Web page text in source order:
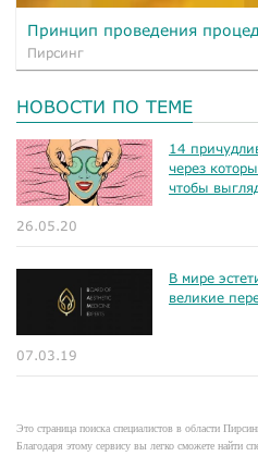
Принцип проведения
Пирсинг
НОВОСТИ ПО ТЕМЕ
14
через
чтобы
26.05.20
В мире
великие
07.03.19
Это страница поиска специалистов в области
Благодаря этому сервису вы легко сможете найти